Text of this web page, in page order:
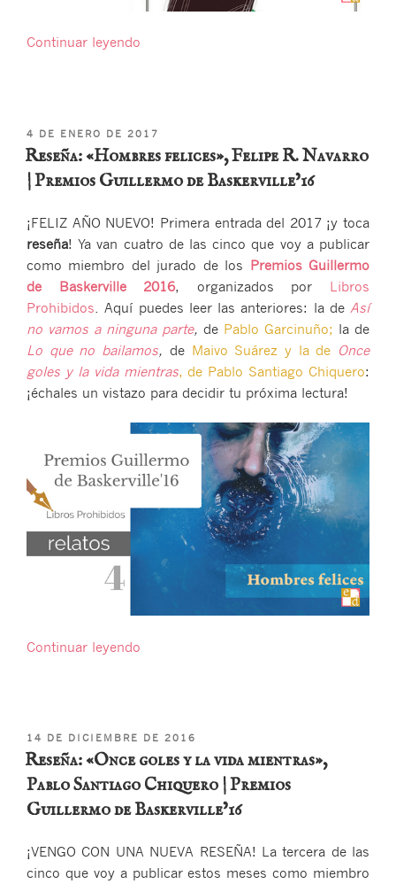
Continuar leyendo
García
Premios
de
Baskerville’16″
PUBLICADO
EL
4 DE ENERO DE 2017
Reseña: «Hombres felices», Felipe R. Navarro
| Premios Guillermo de Baskerville’16
¡FELIZ AÑO NUEVO! Primera entrada del 2017 ¡y toca
reseña! Ya van cuatro de las cinco que voy a publicar
como miembro del jurado de los Premios Guillermo
de Baskerville 2016, organizados por Libros
Prohibidos . Aquí puedes leer las anteriores: la de Así
no vamos a ninguna parte, de Pablo Garcinuño; la de
Lo que no bailamos, de Maivo Suárez y la de Once
goles y la vida mientras, de Pablo Santiago Chiquero:
¡échales un vistazo para decidir tu próxima lectura!
Continuar leyendo
R.
Premios
Guillermo
Baskerville’16″
PUBLICADO
EL
14 DE DICIEMBRE DE 2016
Reseña: «Once goles y la vida mientras»,
Pablo Santiago Chiquero | Premios
Guillermo de Baskerville’16
¡VENGO CON UNA NUEVA RESEÑA! La tercera de las
cinco que voy a publicar estos meses como miembro